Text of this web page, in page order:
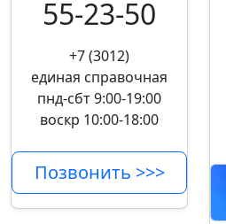
55-23-50
+7 (3012)
единая справочная
пнд-сбт 9:00-19:00
воскр 10:00-18:00
Позвонить >>>